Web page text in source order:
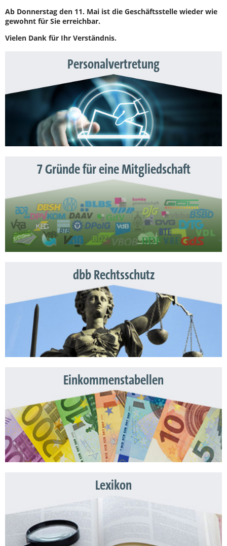
Ab Donnerstag den 11. Mai ist die Geschäftsstelle wieder wie
gewohnt für Sie erreichbar.
Vielen Dank für Ihr Verständnis.
Personalvertretung
7 Gründe für eine Mitgliedschaft
dbb Rechtsschutz
Einkommenstabellen
Lexikon